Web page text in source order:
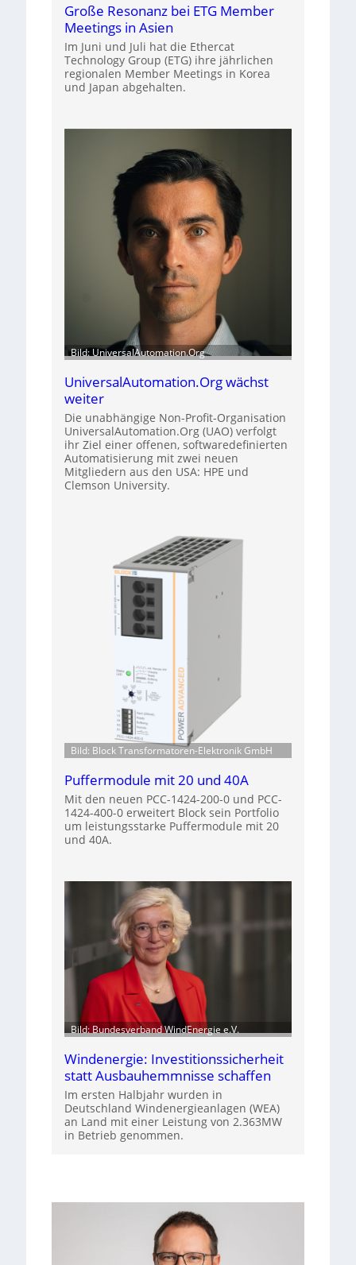
Große Resonanz bei ETG Member
Meetings in Asien
Im Juni und Juli hat die Ethercat
Technology Group (ETG) ihre jährlichen
regionalen Member Meetings in Korea
und Japan abgehalten.
Bild: UniversalAutomation.Org
UniversalAutomation.Org wächst
weiter
Die unabhängige Non-Profit-Organisation
UniversalAutomation.Org (UAO) verfolgt
ihr Ziel einer offenen, softwaredefinierten
Automatisierung mit zwei neuen
Mitgliedern aus den USA: HPE und
Clemson University.
Bild: Block Transformatoren-Elektronik GmbH
Puffermodule mit 20 und 40A
Mit den neuen PCC-1424-200-0 und PCC-
1424-400-0 erweitert Block sein Portfolio
um leistungsstarke Puffermodule mit 20
und 40A.
Bild: Bundesverband WindEnergie e.V.
Windenergie: Investitionssicherheit
statt Ausbauhemmnisse schaffen
Im ersten Halbjahr wurden in
Deutschland Windenergieanlagen (WEA)
an Land mit einer Leistung von 2.363MW
in Betrieb genommen.